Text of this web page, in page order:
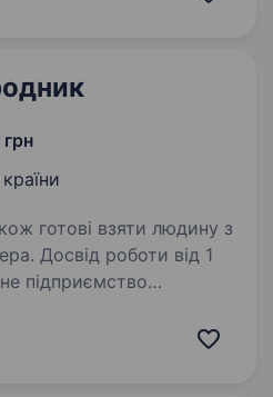
країни
готові взяти людину з
Досвід роботи від 1